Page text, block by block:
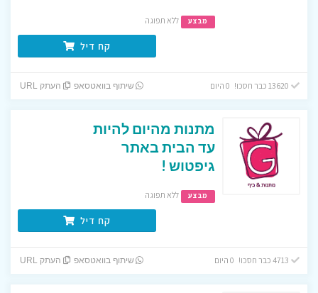
מבצע ללא תפוגה
קח דיל
שיתוף בוואטסאפ העתק URL
מתנות מהיום להיות
עד הבית באתר
גיפטוש !
מבצע ללא תפוגה
קח דיל
שיתוף בוואטסאפ העתק URL